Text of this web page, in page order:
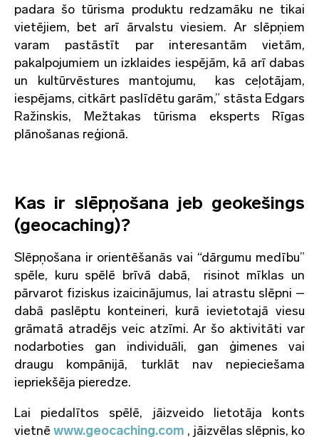
padara šo tūrisma produktu redzamāku ne tikai
vietējiem, bet arī ārvalstu viesiem. Ar slēpņiem
varam pastāstīt par interesantām vietām,
pakalpojumiem un izklaides iespējām, kā arī dabas
un kultūrvēstures mantojumu, kas ceļotājam,
iespējams, citkārt paslīdētu garām,” stāsta Edgars
Ražinskis, Mežtakas tūrisma eksperts Rīgas
plānošanas reģionā.
Kas ir slēpņošana jeb geokešings
(geocaching)?
Slēpņošana ir orientēšanās vai “dārgumu medību”
spēle, kuru spēlē brīvā dabā, risinot mīklas un
pārvarot fiziskus izaicinājumus, lai atrastu slēpni –
dabā paslēptu konteineri, kurā ievietotajā viesu
grāmatā atradējs veic atzīmi. Ar šo aktivitāti var
nodarboties gan individuāli, gan ģimenes vai
draugu kompānijā, turklāt nav nepieciešama
iepriekšēja pieredze.
Lai piedalītos spēlē, jāizveido lietotāja konts
vietnēwww.geocaching.com , jāizvēlas slēpnis, ko